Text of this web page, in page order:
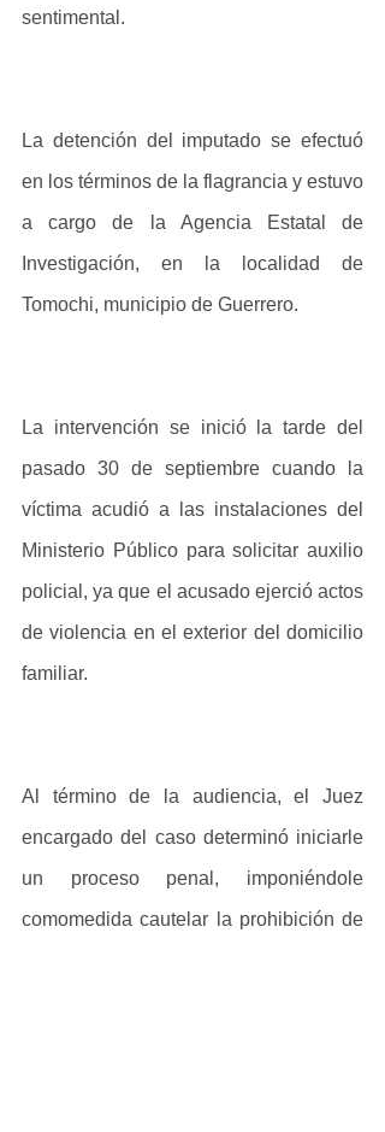
sentimental.
La detención del imputado se efectuó
en los términos de la flagrancia y estuvo
a cargo de la Agencia Estatal de
Investigación, en la localidad de
Tomochi, municipio de Guerrero.
La intervención se inició la tarde del
pasado 30 de septiembre cuando la
víctima acudió a las instalaciones del
Ministerio Público para solicitar auxilio
policial, ya que el acusado ejerció actos
de violencia en el exterior del domicilio
familiar.
Al término de la audiencia, el Juez
encargado del caso determinó iniciarle
un proceso penal, imponiéndole
comomedida cautelar la prohibición de